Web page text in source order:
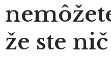
že ste